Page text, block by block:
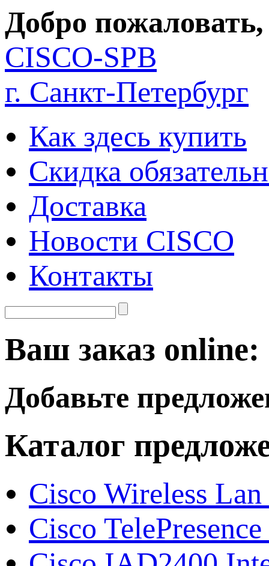
Добро пожаловать,
CISCO-SPB
г. Санкт-Петербург
Как здесь купить
Скидка
Доставка
Новости CISCO
Контакты
Ваш заказ online:
Добавьте
Каталог
Cisco Wireless
Cisco